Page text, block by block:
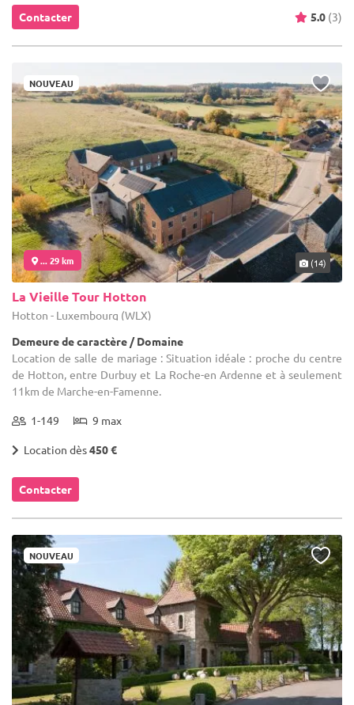
Contacter 5.0 (3)
NOUVEAU
... 29 km (14)
La Vieille Tour Hotton
Hotton - Luxembourg (WLX)
Demeure de caractère / Domaine
Location de salle de mariage : Situation idéale : proche du centre
de Hotton, entre Durbuy et La Roche-en Ardenne et à seulement
11km de Marche-en-Famenne.
1-149 9 max
Location dès450 €
Contacter
NOUVEAU